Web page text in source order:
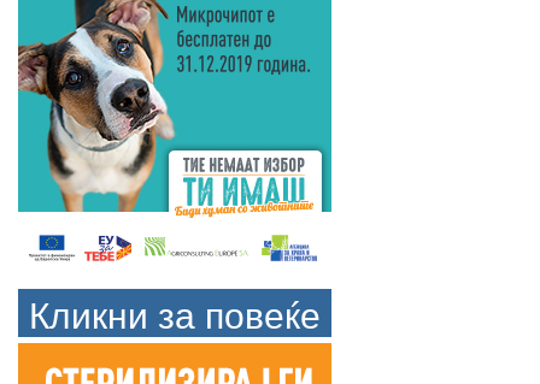
Кликни за повеќе